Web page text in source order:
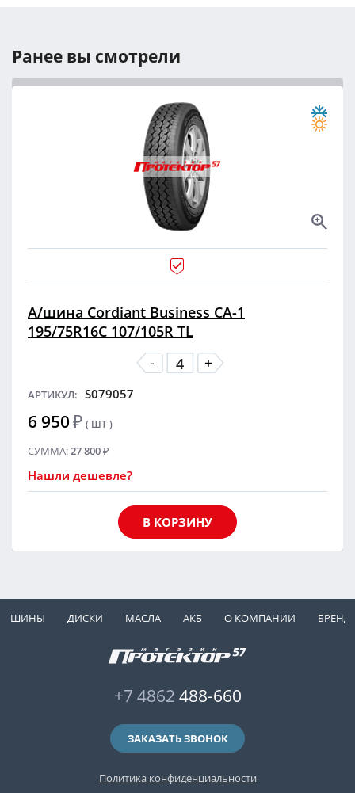
Ранее вы смотрели
А/шина Cordiant Business CA-1
195/75R16C 107/105R TL
-
+
АРТИКУЛ: S079057
6 950₽ ( ШТ )
СУММА:27 800₽
Нашли дешевле?
В КОРЗИНУ
ШИНЫ ДИСКИ МАСЛА АКБ О КОМПАНИИ
Политика конфиденциальности
+7 4862 488-660
ЗАКАЗАТЬ ЗВОНОК